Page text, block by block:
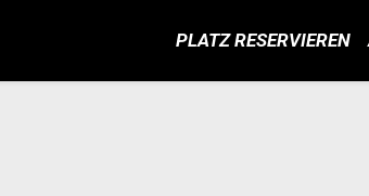
PLATZ RESERVIEREN